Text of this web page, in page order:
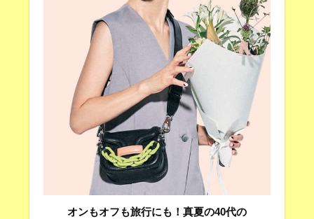
オンもオフも旅行にも！真夏の40代の